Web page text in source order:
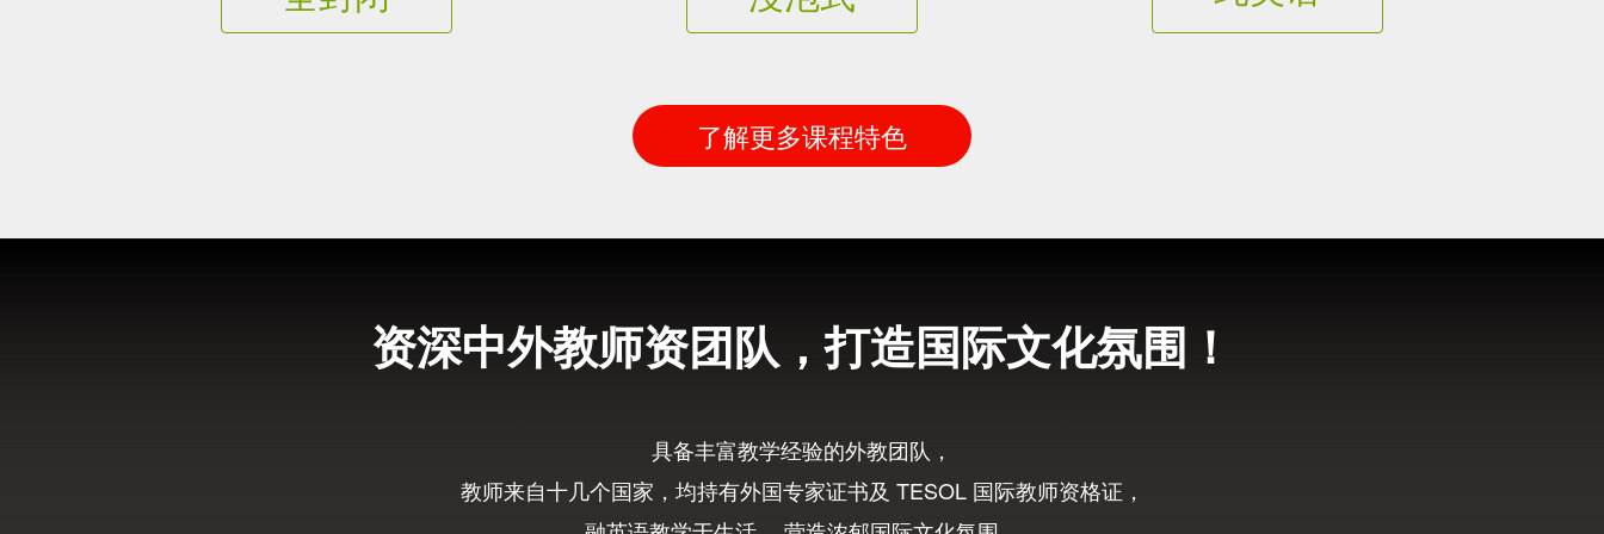
了解更多课程特色
资深中外教师资团队，打造国际文化氛围！
具备丰富教学经验的外教团队，
教师来自十几个国家，均持有外国专家证书及 TESOL 国际教师资格证，